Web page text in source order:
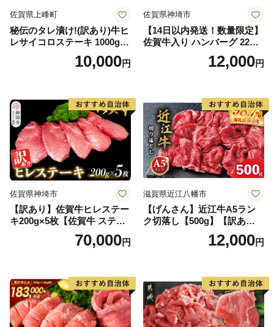
佐賀県上峰町
秘伝のタレ漬け!(訳あり)牛ヒ
レサイコロステーキ 1000g
10,000円
佐賀県神埼市
【14日以内発送！数量限定】
佐賀牛入り ハンバーグ 22個
2.6kg(120g×22個)【佐賀牛
黒毛和牛 ブランド牛 九州 ハ
気】(H083106)
12,000円
佐賀県神埼市
【訳あり】佐賀牛ヒレステー
キ200g×5枚【佐賀牛 ステー
キ ブランド肉 ヒレ肉 フィレ
肉 ジューシー ヘルシー】(H0
70,000円
滋賀県近江八幡市
【げんさん】近江牛A5ラン
ク切落し【500g】【訳あり】
12,000円